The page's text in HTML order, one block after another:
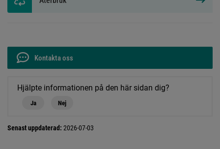
Kontakta oss
Hjälpte informationen på den här sidan dig?
Ja Nej
Senast uppdaterad: 2026-07-03